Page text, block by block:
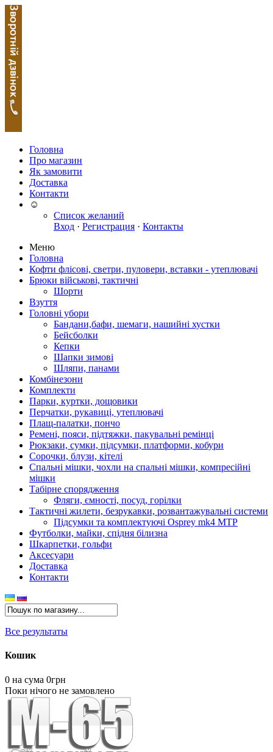
Головна
Про магазин
Як замовити
Доставка
Контакти
☺
Список желаний
Вход · Регистрация · Контакты
Меню
Головна
Кофти флісові, светри, пуловери, вставки - утеплювачі
Брюки військові, тактичні
Шорти
Взуття
Головні убори
Бандани,бафи, шемаги, нашийні хустки
Бейсболки
Кепки
Шапки зимові
Шляпи, панами
Комбінезони
Комплекти
Парки, куртки, дощовики
Перчатки, рукавиці, утеплювачі
Плащ-палатки, пончо
Ремені, пояси, підтяжки, пакувальні ремінці
Рюкзаки, сумки, підсумки, платформи, кобури
Сорочки, блузи, кітелі
Спальні мішки, чохли на спальні мішки, компресійні
мішки
Табірне спорядження
Фляги, ємності, посуд, горілки
Тактичні жилети, безрукавки, розвантажувальні системи
Підсумки та комплектуючі Osprey mk4 MTP
Футболки, майки, спідня білизна
Шкарпетки, гольфи
Аксесуари
Доставка
Контакти
Все результаты
Кошик
0 на сума 0грн
Поки нічого не замовлено